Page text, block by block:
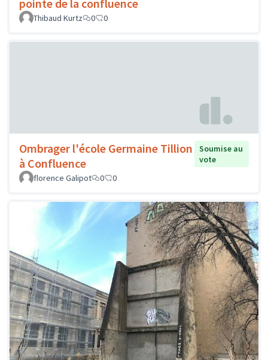
pointe de la confluence
Thibaud Kurtz 0 0
Ombrager l'école Germaine Tillion
à Confluence
Soumise au
vote
florence Galipot
0 0